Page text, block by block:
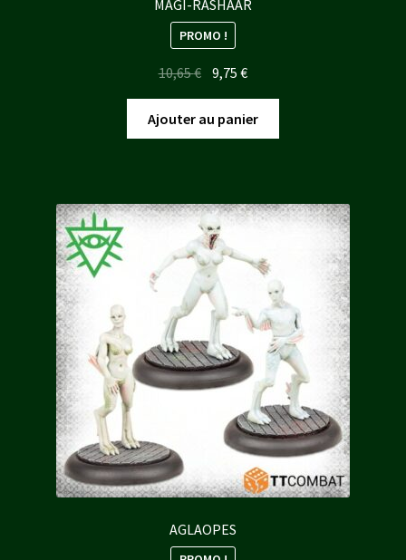
MAGI-RASHAAR
PROMO !
10,65€ Le
initial
était :
9,75€Le
actuel
est :
Ajouter au panier
AGLAOPES